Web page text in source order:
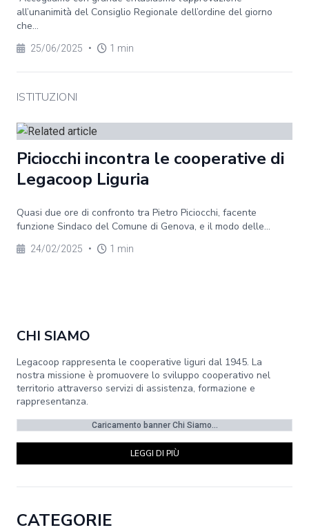
all’unanimità del Consiglio Regionale dell’ordine del giorno
che...
25/06/2025 • 1 min
ISTITUZIONI
Piciocchi incontra le cooperative di
Legacoop Liguria
Quasi due ore di confronto tra Pietro Piciocchi, facente
funzione Sindaco del Comune di Genova, e il modo delle...
24/02/2025 • 1 min
CHI SIAMO
Legacoop rappresenta le cooperative liguri dal 1945. La
nostra missione è promuovere lo sviluppo cooperativo nel
territorio attraverso servizi di assistenza, formazione e
rappresentanza.
Caricamento banner Chi Siamo...
LEGGI DI PIÙ
CATEGORIE